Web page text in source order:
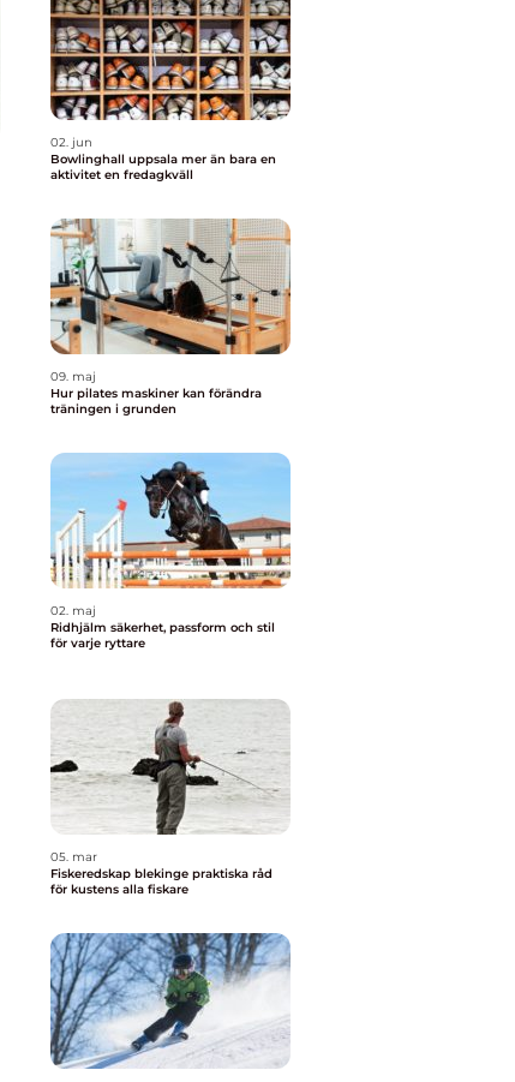
02. jun
Bowlinghall uppsala mer än bara en
aktivitet en fredagkväll
09. maj
Hur pilates maskiner kan förändra
träningen i grunden
02. maj
Ridhjälm säkerhet, passform och stil
för varje ryttare
05. mar
Fiskeredskap blekinge praktiska råd
för kustens alla fiskare